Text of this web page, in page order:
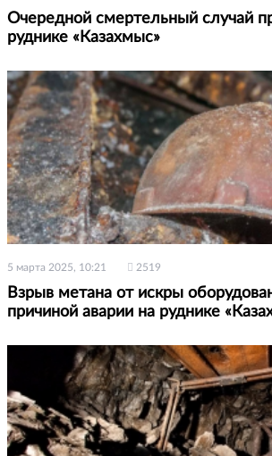
Очередной смертельный случай
руднике «Казахмыс»
5 марта 2025, 10:21 2519
Взрыв метана от искры
причиной аварии на руднике